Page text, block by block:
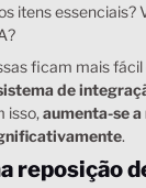
itens essenciais?
ficam mais
de
isso, aumenta-se
.
reposição